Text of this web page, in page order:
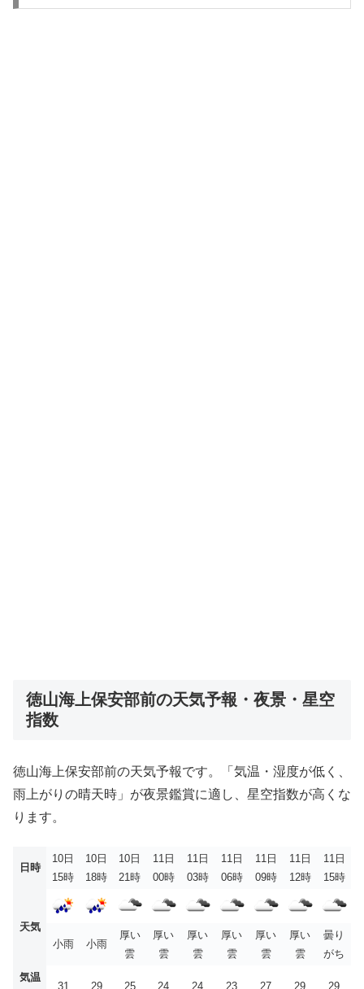
徳山海上保安部前の天気予報・夜景・星空
指数
徳山海上保安部前の天気予報です。「気温・湿度が低く、
雨上がりの晴天時」が夜景鑑賞に適し、星空指数が高くな
ります。
日時
10日
15時
10日
18時
10日
21時
11日
00時
11日
03時
11日
06時
11日
09時
11日
12時
11日
15時
天気
小雨
小雨
厚い
雲
厚い
雲
厚い
雲
厚い
雲
厚い
雲
厚い
雲
曇り
がち
気温
31 29 25 24 24 23 27 29 29